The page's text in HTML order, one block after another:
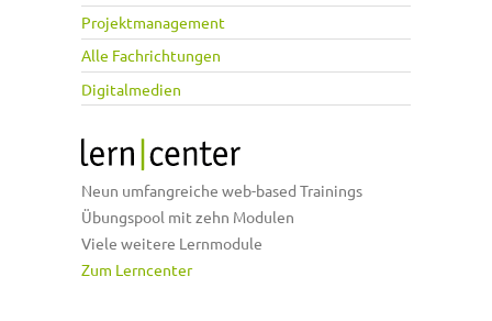
Projektmanagement
Alle Fachrichtungen
Digitalmedien
Neun umfangreiche web-based Trainings
Übungspool mit zehn Modulen
Viele weitere Lernmodule
Zum Lerncenter